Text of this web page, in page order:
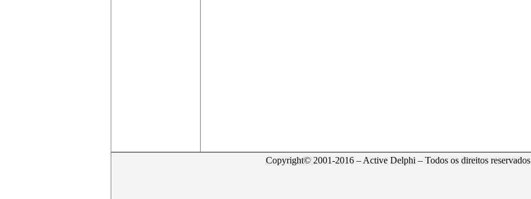
Copyright© 2001-2016 – Active Delphi – Todos os direitos reservados